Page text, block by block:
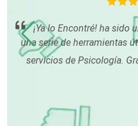
Construcciones en
Contadores
¡Ya lo Encontré! ha sido
una serie de herramientas
servicios de Psicología.